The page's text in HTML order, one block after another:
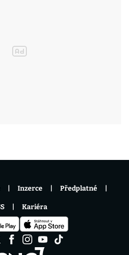
Inzerce Předplatné
Kariéra